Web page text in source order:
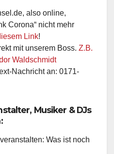
also online,
Corona“ nicht mehr
Link!
mit unserem Boss. Z.B.
Waldschmidt
Nachricht an: 0171-
Musiker & DJs
Was ist noch